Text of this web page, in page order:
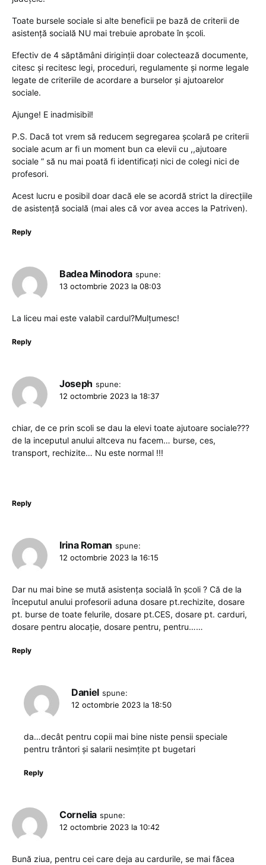
Toate bursele sociale si alte beneficii pe bază de criterii de
asistență socială NU mai trebuie aprobate în școli.
Efectiv de 4 săptămâni diriginții doar colectează documente,
citesc și recitesc legi, proceduri, regulamente și norme legale
legate de criteriile de acordare a burselor și ajutoarelor
sociale.
Ajunge! E inadmisibil!
P.S. Dacă tot vrem să reducem segregarea școlară pe criterii
sociale acum ar fi un moment bun ca elevii cu ,,ajutoare
sociale ” să nu mai poată fi identificați nici de colegi nici de
profesori.
Acest lucru e posibil doar dacă ele se acordă strict la direcțiile
de asistență socială (mai ales că vor avea acces la Patriven).
Reply
Badea Minodora spune:
13 octombrie 2023 la 08:03
La liceu mai este valabil cardul?Mulțumesc!
Reply
Joseph spune:
12 octombrie 2023 la 18:37
chiar, de ce prin scoli se dau la elevi toate ajutoare sociale???
de la inceputul anului altceva nu facem… burse, ces,
transport, rechizite… Nu este normal !!!
Reply
Irina Roman spune:
12 octombrie 2023 la 16:15
Dar nu mai bine se mută asistența socială în școli ? Că de la
începutul anului profesorii aduna dosare pt.rechizite, dosare
pt. burse de toate felurile, dosare pt.CES, dosare pt. carduri,
dosare pentru alocație, dosare pentru, pentru……
Reply
Daniel spune:
12 octombrie 2023 la 18:50
da…decât pentru copii mai bine niste pensii speciale
pentru trântori și salarii nesimțite pt bugetari
Reply
Cornelia spune:
12 octombrie 2023 la 10:42
Bună ziua, pentru cei care deja au cardurile, se mai făcea